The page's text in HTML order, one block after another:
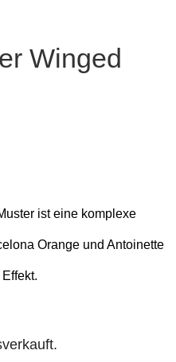
Winged
ist eine komplexe
Orange und Antoinette